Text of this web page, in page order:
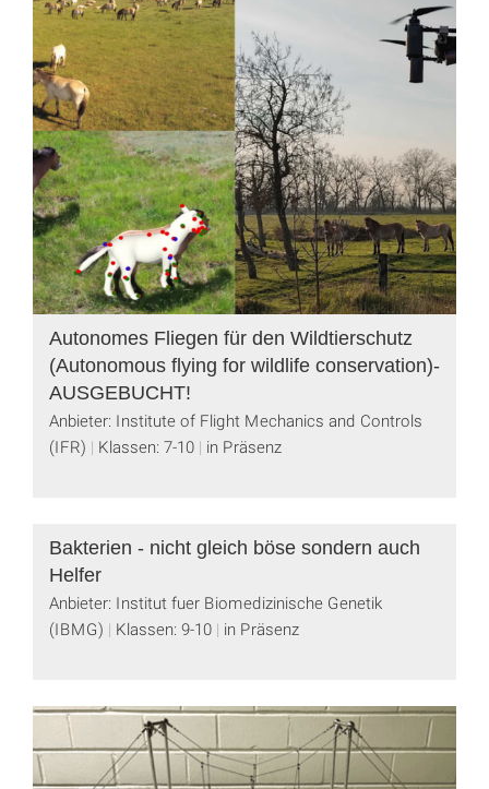
Autonomes Fliegen für den Wildtierschutz
(Autonomous flying for wildlife conservation)-
AUSGEBUCHT!
Anbieter: Institute of Flight Mechanics and Controls
(IFR)
Klassen: 7-10 in Präsenz
Bakterien - nicht gleich böse sondern auch
Helfer
Anbieter: Institut fuer Biomedizinische Genetik
(IBMG)
Klassen: 9-10 in Präsenz